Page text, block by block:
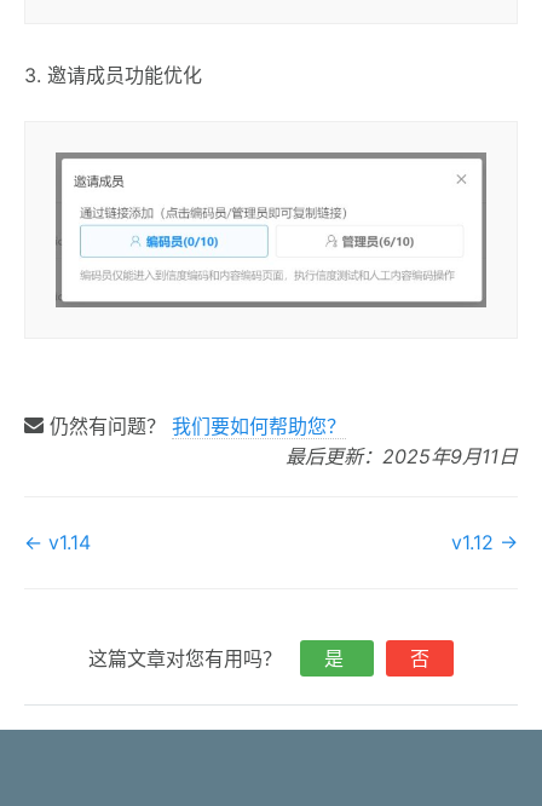
3. 邀请成员功能优化
仍然有问题？ 我们要如何帮助您？
最后更新：2025年9月11日
文
← v1.14 v1.12 →
这篇文章对您有用吗？ 是 否